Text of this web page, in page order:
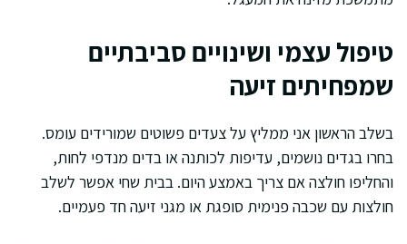
טיפול עצמי ושינויים סביבתיים
שמפחיתים זיעה
בשלב הראשון אני ממליץ על צעדים פשוטים שמורידים עומס.
בחרו בגדים נושמים, עדיפות לכותנה או בדים מנדפי לחות,
והחליפו חולצה אם צריך באמצע היום. בבית שחי אפשר לשלב
חולצות עם שכבה פנימית סופגת או מגני זיעה חד פעמיים.